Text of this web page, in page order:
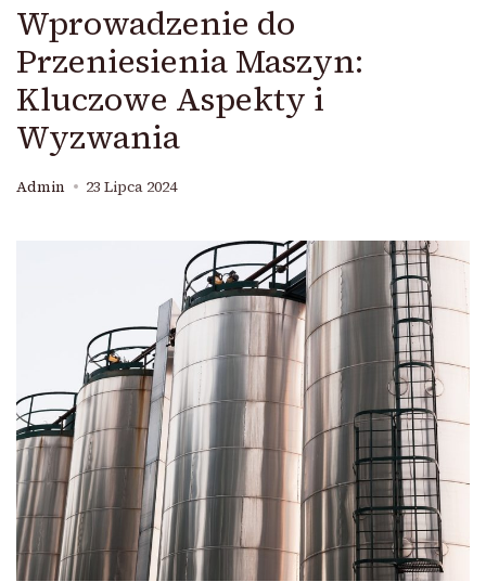
Wprowadzenie do
Przeniesienia Maszyn:
Kluczowe Aspekty i
Wyzwania
Admin 23 Lipca 2024